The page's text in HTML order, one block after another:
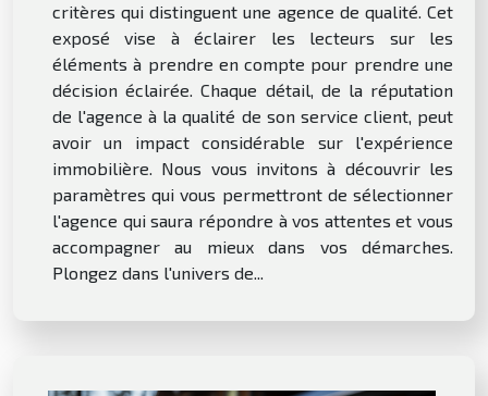
critères qui distinguent une agence de qualité. Cet
exposé vise à éclairer les lecteurs sur les
éléments à prendre en compte pour prendre une
décision éclairée. Chaque détail, de la réputation
de l'agence à la qualité de son service client, peut
avoir un impact considérable sur l'expérience
immobilière. Nous vous invitons à découvrir les
paramètres qui vous permettront de sélectionner
l'agence qui saura répondre à vos attentes et vous
accompagner au mieux dans vos démarches.
Plongez dans l'univers de...